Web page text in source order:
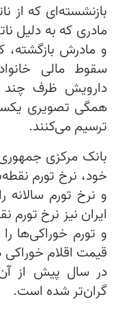
بازنشسته‌ای که از
مادری که به دلیل
و مادرش بازگشته،
سقوط مالی
دارویش ظرف چند
همگی تصویری
ترسیم می‌کنند.
بانک مرکزی
در سال پیش از
گران‌تر شده است.